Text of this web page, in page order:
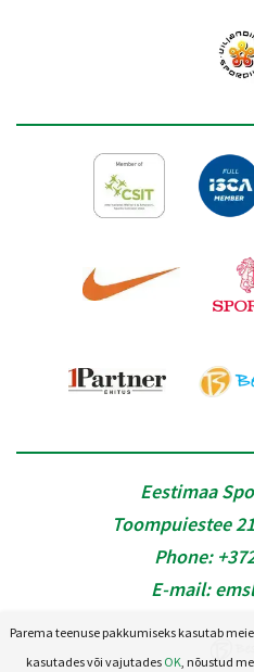
Eestimaa
Toompuiestee
Phone:
E-mail:
Parema teenuse pakkumiseks kasutab
kasutades või vajutades OK, nõustud